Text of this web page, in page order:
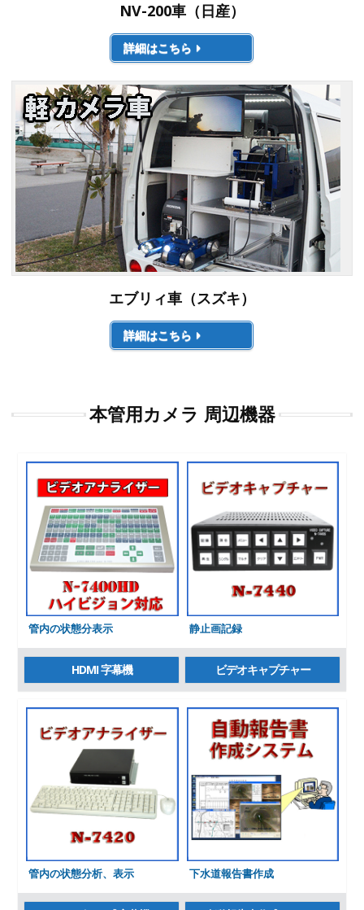
NV-200車（日産）
詳細はこちら
エブリィ車（スズキ）
詳細はこちら
本管用カメラ 周辺機器
管内の状態分表示 静止画記録
HDMI 字幕機 ビデオキャプチャー
管内の状態分析、表示 下水道報告書作成